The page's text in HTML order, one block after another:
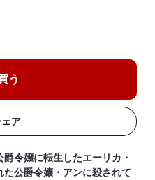
う
ェア
令嬢に転生したエーリカ・
公爵令嬢・アンに殺されて